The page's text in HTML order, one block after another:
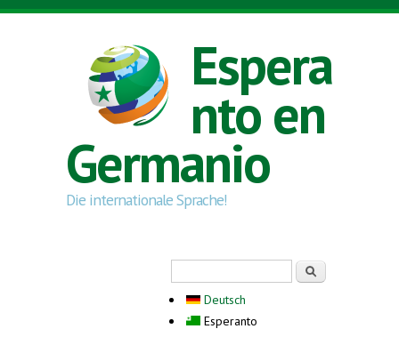
Skip to main content
Espera
nto en
Germanio
Die internationale Sprache!
Deutsch
Esperanto